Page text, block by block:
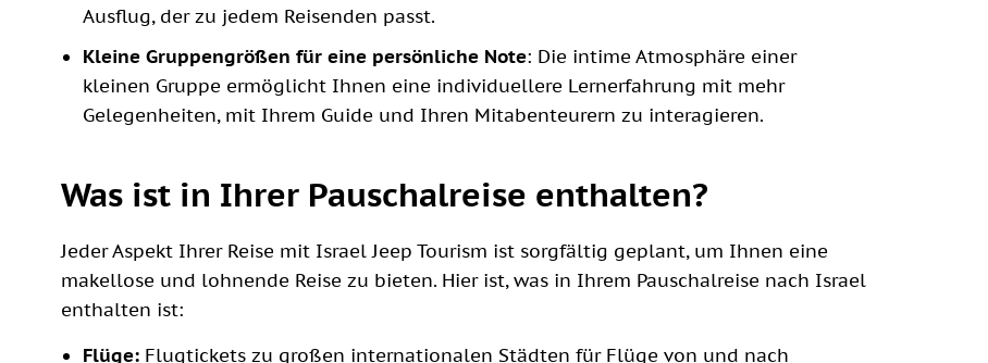
Ausflug, der zu jedem Reisenden passt.
Kleine Gruppengrößen für eine persönliche Note: Die intime Atmosphäre einer
kleinen Gruppe ermöglicht Ihnen eine individuellere Lernerfahrung mit mehr
Gelegenheiten, mit Ihrem Guide und Ihren Mitabenteurern zu interagieren.
Was ist in Ihrer Pauschalreise enthalten?
Jeder Aspekt Ihrer Reise mit Israel Jeep Tourism ist sorgfältig geplant, um Ihnen eine
makellose und lohnende Reise zu bieten. Hier ist, was in Ihrem Pauschalreise nach Israel
enthalten ist:
Flüge:Flugtickets zu großen internationalen Städten für Flüge von und nach